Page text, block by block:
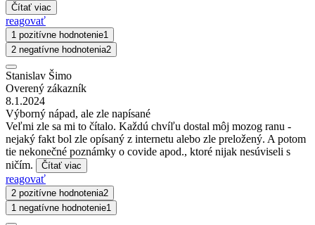
Čítať viac
reagovať
1 pozitívne hodnotenie1
2 negatívne hodnotenia2
Stanislav Šimo
Overený zákazník
8.1.2024
Výborný nápad, ale zle napísané
Veľmi zle sa mi to čítalo. Každú chvíľu dostal môj mozog ranu -
nejaký fakt bol zle opísaný z internetu alebo zle preložený. A potom
tie nekonečné poznámky o covide apod., ktoré nijak nesúviseli s
ničím.
Čítať viac
reagovať
2 pozitívne hodnotenia2
1 negatívne hodnotenie1